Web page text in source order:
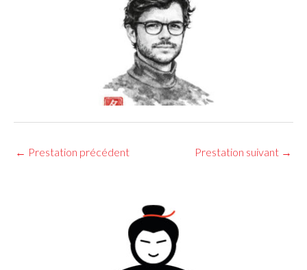
← Prestation précédent Prestation suivant →